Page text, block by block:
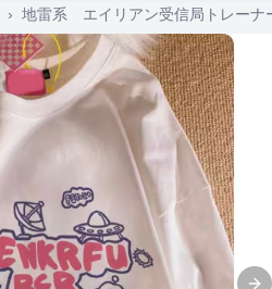
› 地雷系 エイリアン受信局トレーナ